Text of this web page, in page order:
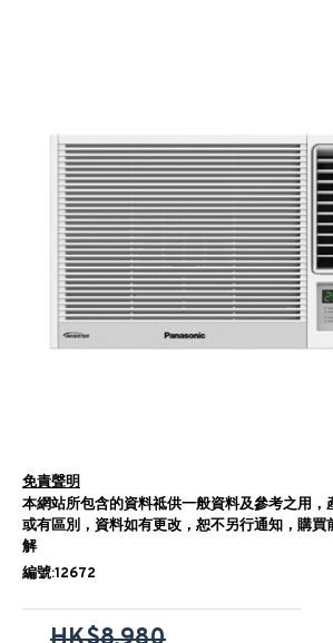
免責聲明
本網站所包含的資料祗供一般資料及參考之用，
或有區別，資料如有更改，恕不另行通知，購買
解
編號:12672